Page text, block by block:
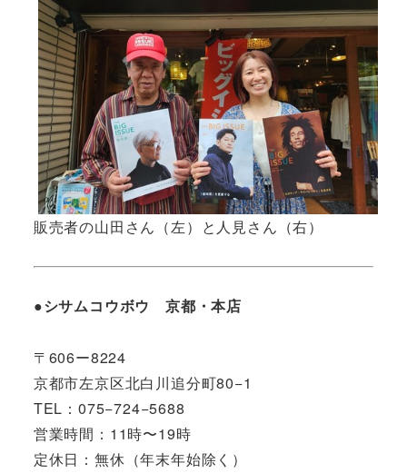
販売者の山田さん（左）と人見さん（右）
●シサムコウボウ 京都・本店
〒606ー8224
京都市左京区北白川追分町80−1
TEL：075−724−5688
営業時間：11時〜19時
定休日：無休（年末年始除く）